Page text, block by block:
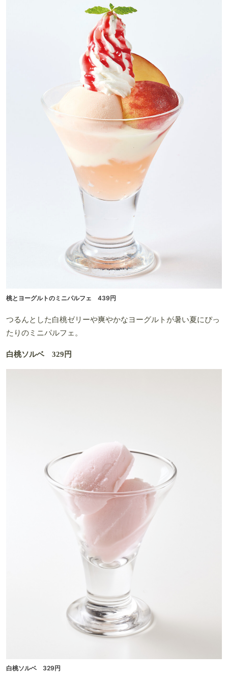
桃とヨーグルトのミニパルフェ 439円
つるんとした白桃ゼリーや爽やかなヨーグルトが暑い夏にぴっ
たりのミニパルフェ。
白桃ソルベ 329円
白桃ソルベ 329円